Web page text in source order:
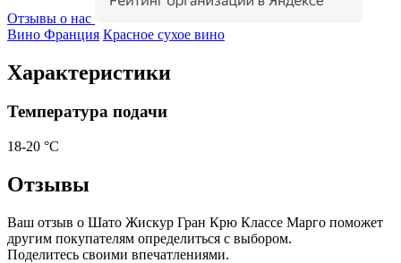
Отзывы о нас
Вино Франция Красное сухое вино
Характеристики
Температура подачи
18-20 °С
Отзывы
Ваш отзыв о Шато Жискур Гран Крю Классе Марго поможет
другим покупателям определиться с выбором.
Поделитесь своими впечатлениями.